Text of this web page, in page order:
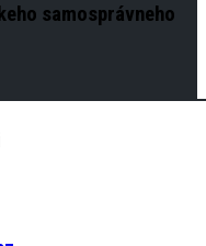
samosprávneho